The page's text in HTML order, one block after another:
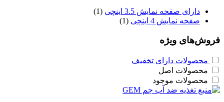
دارای صفحه نمایش 3.5 اینچی
(1)
صفحه نمایش 4 اینچی
(1)
فروش‌های ویژه
محصولات دارای تخفیف
محصولات اصل
محصولات موجود